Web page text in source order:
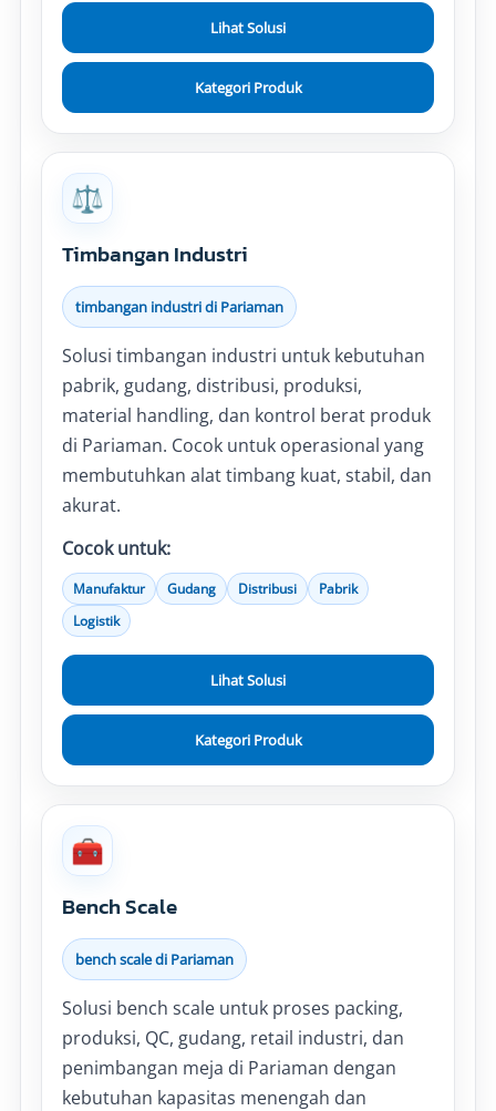
Lihat Solusi
Kategori Produk
⚖️
Timbangan Industri
timbangan industri di Pariaman
Solusi timbangan industri untuk kebutuhan
pabrik, gudang, distribusi, produksi,
material handling, dan kontrol berat produk
di Pariaman. Cocok untuk operasional yang
membutuhkan alat timbang kuat, stabil, dan
akurat.
Cocok untuk:
Manufaktur Gudang Distribusi
Pabrik
Logistik
Lihat Solusi
Kategori Produk
🧰
Bench Scale
bench scale di Pariaman
Solusi bench scale untuk proses packing,
produksi, QC, gudang, retail industri, dan
penimbangan meja di Pariaman dengan
kebutuhan kapasitas menengah dan